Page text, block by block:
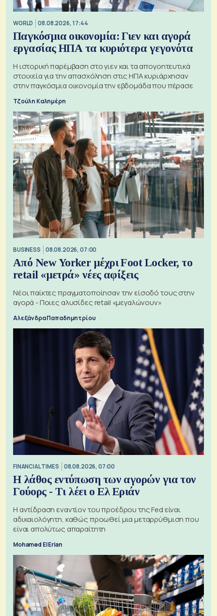
WORLD 08.08.2026, 17:44
Παγκόσμια οικονομία: Γιεν και αγορά
εργασίας ΗΠΑ τα κυριότερα γεγονότα
Η ιστορική παρέμβαση στο γιεν και τα απογοητευτικά
στοιχεία για την απασχόληση στις ΗΠΑ κυριάρχησαν
στην παγκόσμια οικονομία την εβδομάδα που πέρασε
Τζούλη Καλημέρη
BUSINESS 08.08.2026, 07:00
Από New Yorker μέχρι Foot Locker, το
retail «μετρά» νέες αφίξεις
Νέοι παίκτες πραγματοποίησαν την είσοδό τους στην
αγορά - Ποιες αλυσίδες retail «μεγαλώνουν»
Αλεξάνδρα Παπαδημητρίου
FINANCIAL TIMES 08.08.2026, 07:00
Η λάθος εντύπωση των αγορών για τον
Γούορς - Τι λέει ο Ελ Εριάν
Η αντίδραση εναντίον του προέδρου της Fed είναι
αδικαιολόγητη, καθώς προωθεί μια μεταρρύθμιση που
είναι απολύτως απαραίτητη
Mohamed El Erian